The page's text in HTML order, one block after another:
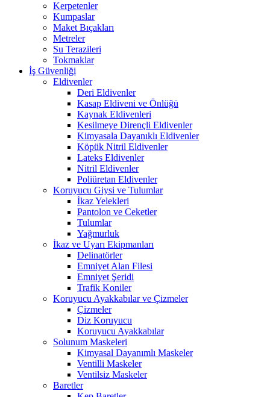
Kerpetenler
Kumpaslar
Maket Bıçakları
Metreler
Su Terazileri
Tokmaklar
İş Güvenliği
Eldivenler
Deri Eldivenler
Kasap Eldiveni ve Önlüğü
Kaynak Eldivenleri
Kesilmeye Dirençli Eldivenler
Kimyasala Dayanıklı Eldivenler
Köpük Nitril Eldivenler
Lateks Eldivenler
Nitril Eldivenler
Poliüretan Eldivenler
Koruyucu Giysi ve Tulumlar
İkaz Yelekleri
Pantolon ve Ceketler
Tulumlar
Yağmurluk
İkaz ve Uyarı Ekipmanları
Delinatörler
Emniyet Alan Filesi
Emniyet Şeridi
Trafik Koniler
Koruyucu Ayakkabılar ve Çizmeler
Çizmeler
Diz Koruyucu
Koruyucu Ayakkabılar
Solunum Maskeleri
Kimyasal Dayanımlı Maskeler
Ventilli Maskeler
Ventilsiz Maskeler
Baretler